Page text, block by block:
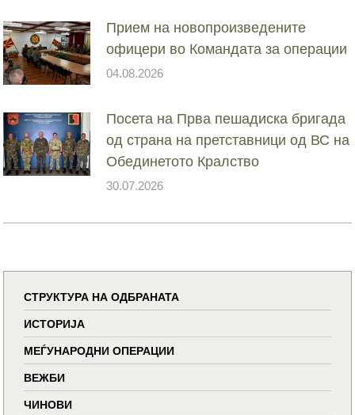
Прием на новопроизведените
офицери во Командата за операции
04.08.2026
Посета на Прва пешадиска бригада
од страна на претставници од ВС на
Обединетото Кралство
30.07.2026
СТРУКТУРА НА ОДБРАНАТА
ИСТОРИЈА
МЕЃУНАРОДНИ ОПЕРАЦИИ
ВЕЖБИ
ЧИНОВИ